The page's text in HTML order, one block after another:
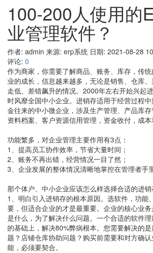
100-200人使用的
业管理软件？
作者: admin 来源: erp系统 日期: 2021-08-28
评论: 0
作为商家，你需要了解商品、账务、库存，传
业的成长，信息越来越多，无论是销售、仓库
走低、差错飙升的情况。2000年左右开始兴起
时风靡全国中小企业。进销存适用于经营过程
金往来的中小微企业，涉及生产管理、产品库存
资料档案、客户资源信用管理，资金收付，成本
功能繁多，对企业管理主要作用有3点：
1、提高员工协作效率，节省大量时间；
2、账务不再出错，经营情况一目了然；
3、企业发展的整体情况清晰地掌控在管理者手里
那个体户、中小企业应该怎么样选择合适的进销
1、明白引入进销存的根本原因。选软件，功能
要，但适合企业的才是最重要。企业的核心业
是什么，为了解决什么问题。一个合适的软件
的基础上，解决80%弊病根本。您需要解决的
题？店铺仓库协助问题？购买前需要和对方确
能，必须要契合。